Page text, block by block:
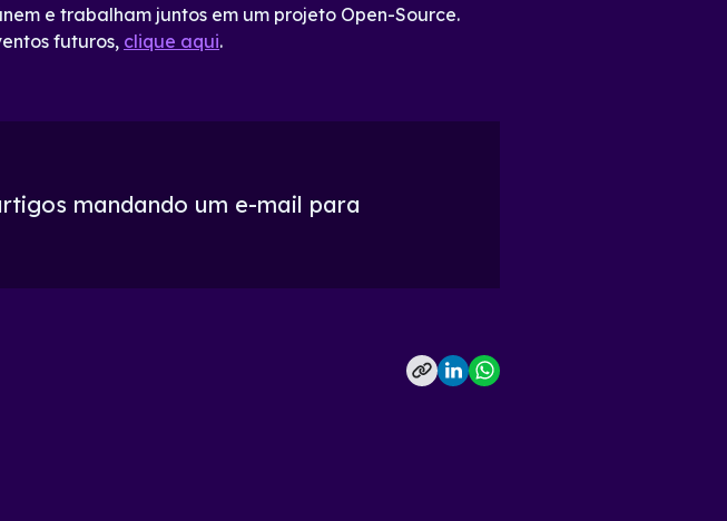
e trabalham juntos em um projeto Open-Source.
futuros, clique aqui.
mandando um e-mail para